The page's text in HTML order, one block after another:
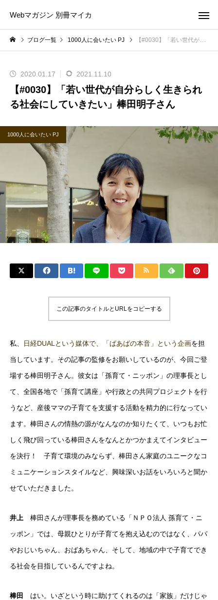
Webマガジン 別冊マイカ
ブログ一覧 1000人に会いたい PJ 【#0030】「若い世代が自分らしく生きられる社会にしていきたい」棒田明子さん
2020.01.17 2021.11.10
【#0030】「若い世代が自分らしく生きられ
る社会にしていきたい」棒田明子さん
1000人に会いたい PJ
この記事のタイトルとURLをコピーする
私、 日経DUALという媒体で、「ばあばの本音」という企画を担
当しています。その記事の監修をお願いしているのが、今回ご登
場する棒田明子さん。彼女は「孫育て・ニッポン」の理事長とし
て、全国各地で「孫育て講座」や行政との共同プロジェクトを行
うなど、産後ママの子育てを支援する活動を精力的に行なってい
ます。棒田さんの情熱の源がなんなのか知りたくて、いつもお忙
しく飛び回っている棒田さんをなんとかつかまえてインタビュー
を決行！ 子育て環境のみならず、棒田さん家庭のユニークなコ
ミュニケーションスタイルなど、興味深いお話をいろいろと聞か
せていただきました。
井上 棒田さんが理事長を務めている「ＮＰＯ法人 孫育て・ニ
ッポン」では、母親ひとりが子育てを抱え込むのではなく、パパ
やおじいちゃん、おばあちゃん、そして、地域の中で子育てでき
る社会を目指しているんですよね。
棒田 はい。いざという時に助けてくれるのは「家族」だけじゃ